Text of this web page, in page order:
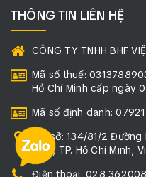
THÔNG TIN LIÊN HỆ
CÔNG TY TNHH BHF
Mã số thuế:
Hồ Chí Minh cấp ngày
Mã số định danh:
Trụ sở: 134/81/2
Hiệp, TP. Hồ Chí Minh,
Điện thoại: 028